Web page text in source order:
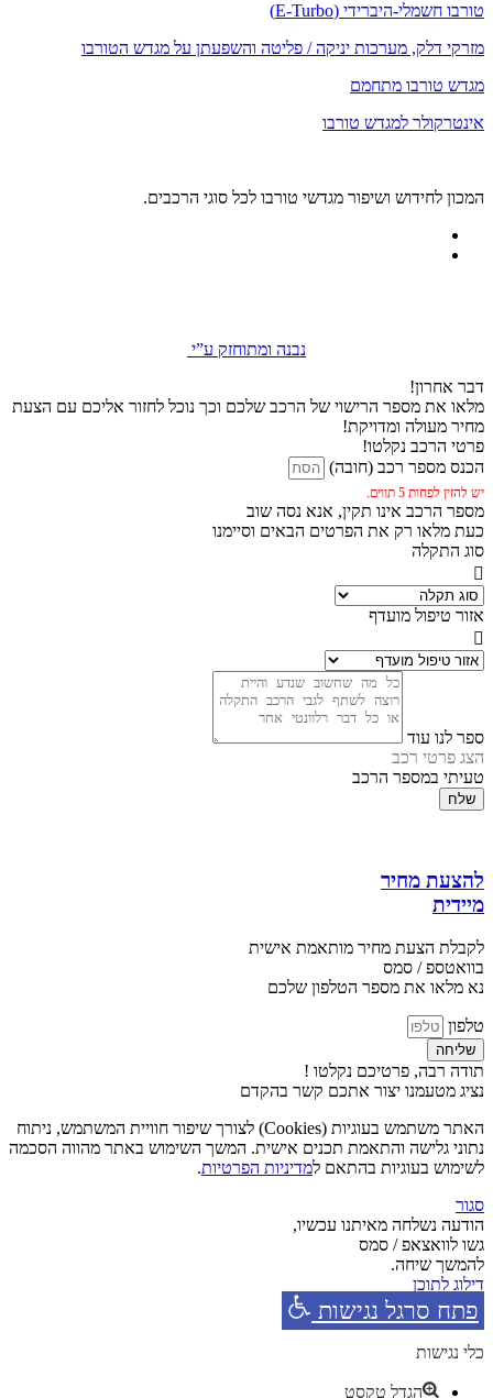
טורבו חשמלי-היברידי (E-Turbo)
מזרקי דלק, מערכות יניקה / פליטה והשפעתן על מגדש הטורבו
מגדש טורבו מתחמם
אינטרקולר למגדש טורבו
המכון לחידוש ושיפור מגדשי טורבו לכל סוגי הרכבים.
נבנה ומתוחזק ע”י
דבר אחרון!
מלאו את מספר הרישוי של הרכב שלכם וכך נוכל לחזור אליכם עם הצעת
מחיר מעולה ומדויקת!
פרטי הרכב נקלטו!
הכנס מספר רכב (חובה)
יש להזין לפחות 5 תווים.
מספר הרכב אינו תקין, אנא נסה שוב
כעת מלאו רק את הפרטים הבאים וסיימנו
סוג התקלה
אזור טיפול מועדף
ספר לנו עוד
הצג פרטי רכב
טעיתי במספר הרכב
שלח
להצעת מחיר
מיידית
לקבלת הצעת מחיר מותאמת אישית
בוואטספ / סמס
נא מלאו את מספר הטלפון שלכם
טלפון
שליחה
תודה רבה, פרטיכם נקלטו !
נציג מטעמנו יצור אתכם קשר בהקדם
האתר משתמש בעוגיות (Cookies) לצורך שיפור חוויית המשתמש, ניתוח
נתוני גלישה והתאמת תכנים אישית. המשך השימוש באתר מהווה הסכמה
לשימוש בעוגיות בהתאם למדיניות הפרטיות.
סגור
הודעה נשלחה מאיתנו עכשיו,
גשו לוואצאפ / סמס
להמשך שיחה.
דילוג לתוכן
פתח סרגל נגישות
כלי נגישות
הגדל טקסט